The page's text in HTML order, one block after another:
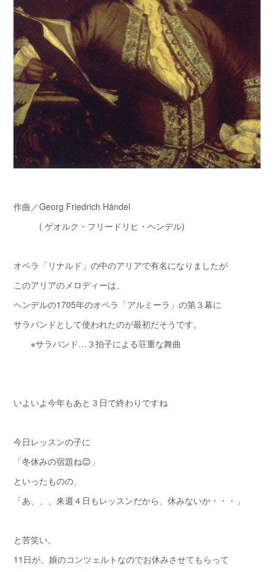
作曲／Georg Friedrich Händel
( ゲオルク・フリードリヒ・ヘンデル)
オペラ「リナルド」の中のアリアで有名になりましたが
このアリアのメロディーは、
ヘンデルの1705年のオペラ「アルミーラ」の第３幕に
サラバンドとして使われたのが最初だそうです。
※サラバンド…３拍子による荘重な舞曲
いよいよ今年もあと３日で終わりですね
今日レッスンの子に
「冬休みの宿題ね😊」
といったものの、
「あ、、、来週４日もレッスンだから、休みないか・・・」
と苦笑い。
11日が、娘のコンツェルトなのでお休みさせてもらって